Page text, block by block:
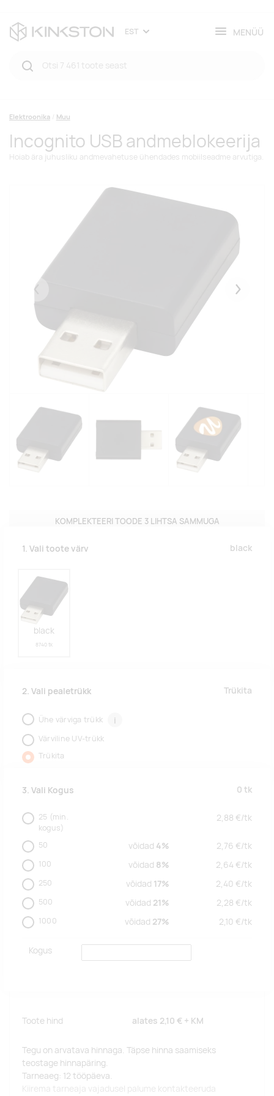
EST MENÜÜ
Elektroonika Muu
Incognito USB andmeblokeerija
Hoiab ära juhusliku andmevahetuse ühendades mobiilseadme arvutiga.
KOMPLEKTEERI TOODE 3 LIHTSA SAMMUGA
1. Vali toote värv black
black
8740 tk
2. Vali pealetrükk Trükita
Ühe värviga trükk i
Värviline UV-trükk
Trükita
3. Vali Kogus 0 tk
25 (min.
kogus)
2,88 €/tk
50 võidad 4% 2,76 €/tk
100 võidad 8% 2,64 €/tk
250 võidad 17% 2,40 €/tk
500 võidad 21% 2,28 €/tk
1000 võidad 27% 2,10 €/tk
Kogus
Toote hind alates 2,10 € + KM
Tegu on arvatava hinnaga. Täpse hinna saamiseks
teostage hinnapäring.
Tarneaeg: 12 tööpäeva.
Kiirema tarneaja vajadusel palume kontakteeruda